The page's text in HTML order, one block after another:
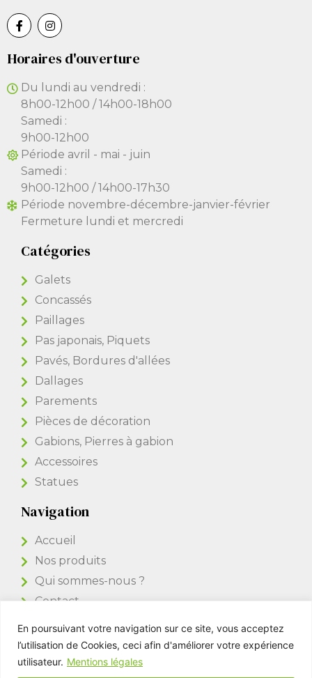
En poursuivant votre navigation sur ce site, vous acceptez
l’utilisation de Cookies, ceci afin d'améliorer votre expérience
utilisateur. Mentions légales
Horaires d'ouverture
Du lundi au vendredi :
8h00-12h00 / 14h00-18h00
Samedi :
9h00-12h00
Période avril - mai - juin
Samedi :
9h00-12h00 / 14h00-17h30
Période novembre-décembre-janvier-février
Fermeture lundi et mercredi
Catégories
Galets
Concassés
Paillages
Pas japonais, Piquets
Pavés, Bordures d'allées
Dallages
Parements
Pièces de décoration
Gabions, Pierres à gabion
Accessoires
Statues
Navigation
Accueil
Nos produits
Qui sommes-nous ?
Contact